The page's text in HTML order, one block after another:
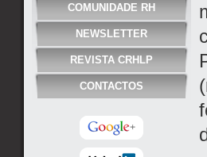
COMUNIDADE RH
NEWSLETTER
REVISTA CRHLP
CONTACTOS